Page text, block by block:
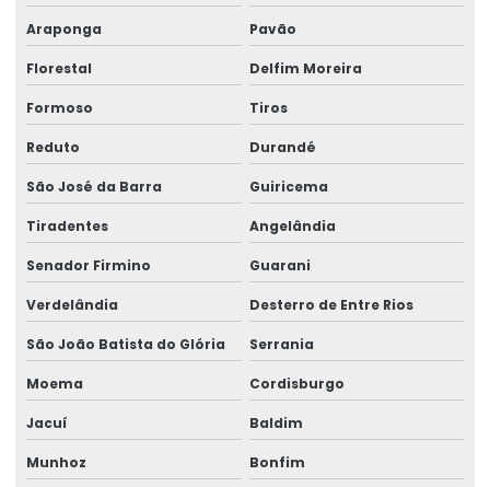
Araponga Pavão
Florestal Delfim Moreira
Formoso Tiros
Reduto Durandé
São José da Barra Guiricema
Tiradentes Angelândia
Senador Firmino Guarani
Verdelândia Desterro de Entre Rios
São João Batista do Glória Serrania
Moema Cordisburgo
Jacuí Baldim
Munhoz Bonfim